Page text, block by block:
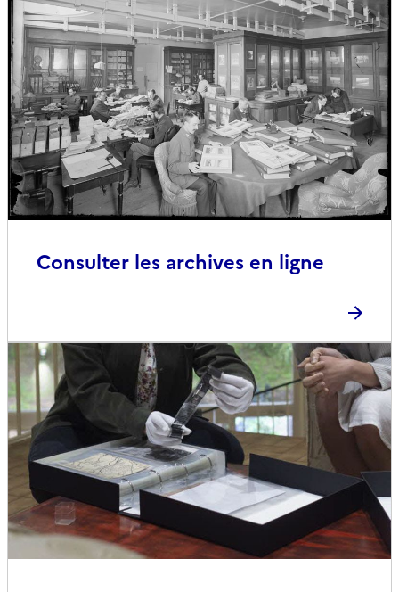
Consulter les archives en ligne